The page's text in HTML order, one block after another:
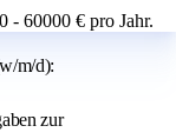
- 60000 € pro Jahr.
m/d):
zur